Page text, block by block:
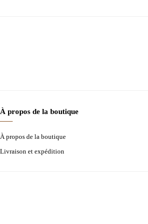
À propos de la boutique
À propos de la boutique
Livraison et expédition